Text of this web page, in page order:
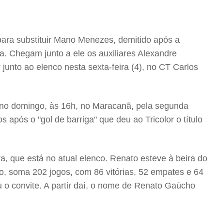
substituir Mano Menezes, demitido após a
Chegam junto a ele os auxiliares Alexandre
ao elenco nesta sexta-feira (4), no CT Carlos
domingo, às 16h, no Maracanã, pela segunda
após o "gol de barriga" que deu ao Tricolor o título
que está no atual elenco. Renato esteve à beira do
soma 202 jogos, com 86 vitórias, 52 empates e 64
convite. A partir daí, o nome de Renato Gaúcho